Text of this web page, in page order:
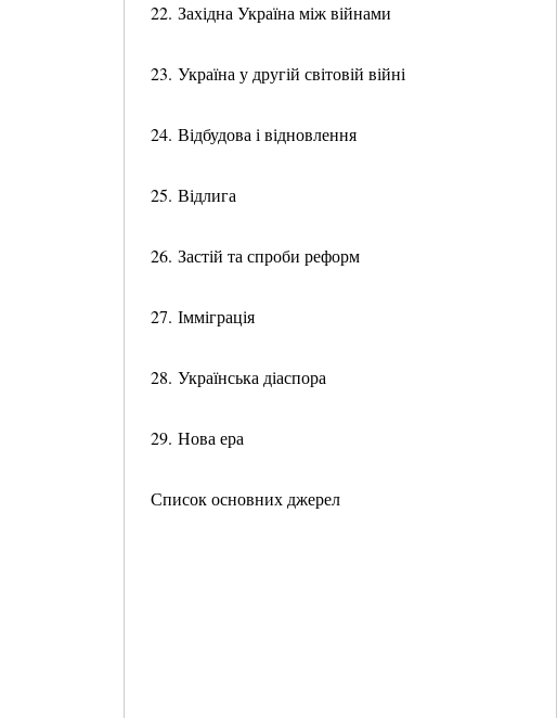
22. Західна Україна між війнами
23. Україна у другій світовій війні
24. Відбудова і відновлення
25. Відлига
26. Застій та спроби реформ
27. Імміграція
28. Українська діаспора
29. Нова ера
Список основних джерел